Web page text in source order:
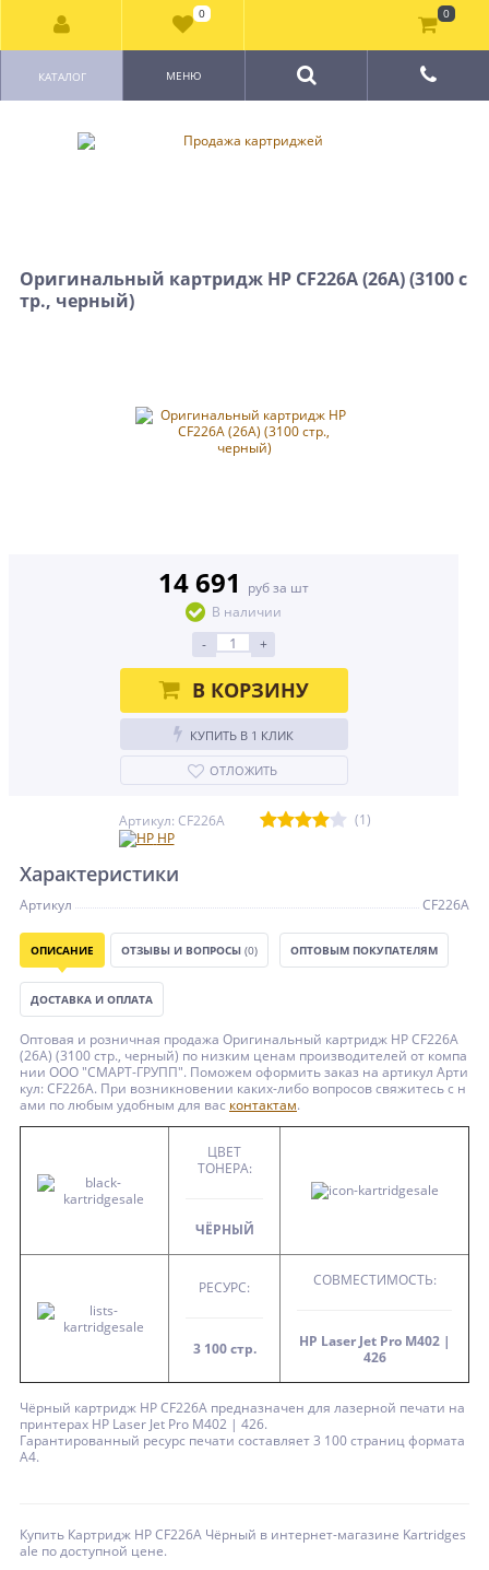
КАТАЛОГ МЕНЮ
Оригинальный картридж HP CF226A (26A) (3100 с
тр., черный)
14 691
руб за шт
В наличии
-
+
В КОРЗИНУ
КУПИТЬ В 1 КЛИК
ОТЛОЖИТЬ
Артикул: CF226A
(1)
HP
Характеристики
Артикул CF226A
ОПИСАНИЕ ОТЗЫВЫ И ВОПРОСЫ (0) ОПТОВЫМ ПОКУПАТЕЛЯМ
ДОСТАВКА И ОПЛАТА
Оптовая и розничная продажа Оригинальный картридж HP CF226A
(26A) (3100 стр., черный) по низким ценам производителей от компа
нии ООО "СМАРТ-ГРУПП". Поможем оформить заказ на артикул Арти
кул: CF226A. При возникновении каких-либо вопросов свяжитесь с н
ами по любым удобным для вас контактам.
ЦВЕТ
ТОНЕРА:
ЧЁРНЫЙ
РЕСУРС:
3 100 стр.
СОВМЕСТИМОСТЬ:
HP Laser Jet Pro M402 |
426
Чёрный картридж HP CF226A предназначен для лазерной печати на
принтерах HP Laser Jet Pro M402 | 426.
Гарантированный ресурс печати составляет 3 100 страниц формата
А4.
Купить Картридж HP CF226A Чёрный в интернет-магазине Kartridges
ale по доступной цене.
0 0